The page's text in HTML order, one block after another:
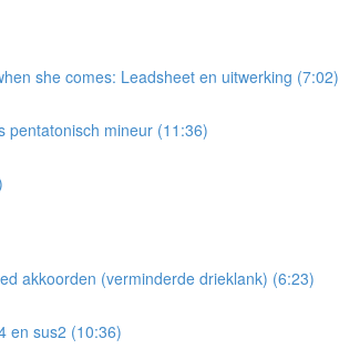
she comes: Leadsheet en uitwerking (7:02)
pentatonisch mineur (11:36)
akkoorden (verminderde drieklank) (6:23)
en sus2 (10:36)